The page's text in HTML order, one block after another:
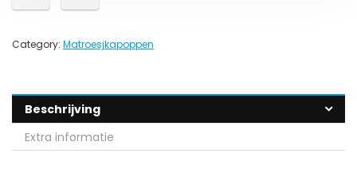
Category: Matroesjkapoppen
Beschrijving
Extra informatie